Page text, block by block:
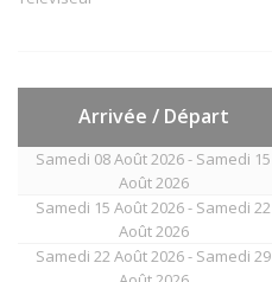
Arrivée / Départ
Samedi 08 Août 2026 - Samedi 15
Août 2026
Samedi 15 Août 2026 - Samedi 22
Août 2026
Samedi 22 Août 2026 - Samedi 29